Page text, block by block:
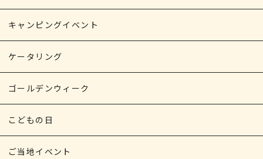
キャンピングイベント
ケータリング
ゴールデンウィーク
こどもの日
ご当地イベント